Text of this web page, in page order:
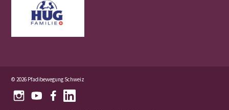
© 2026 Pfadibewegung Schweiz